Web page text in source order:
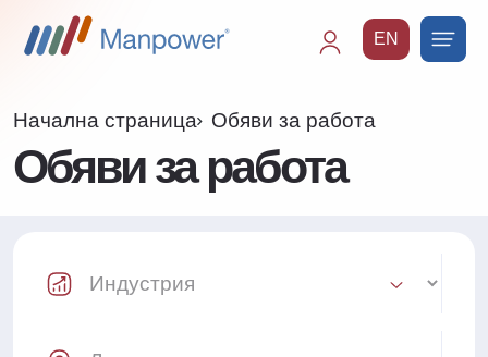
EN
Начална страница Обяви за работа
Обяви за работа
Industry Select
Location Select